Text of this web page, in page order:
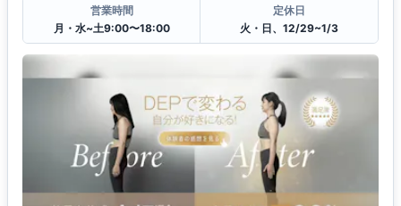
営業時間
月・水~土9:00〜18:00
定休日
火・日、12/29~1/3